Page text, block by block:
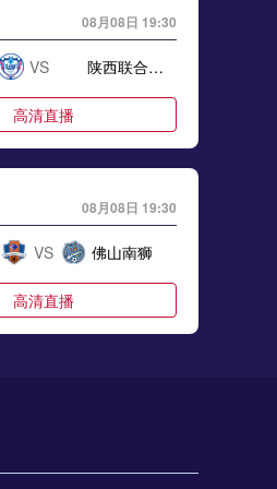
08月08日 19:30
VS 陕西联合月亮泊队
高清直播
08月08日 19:30
VS 佛山南狮
高清直播